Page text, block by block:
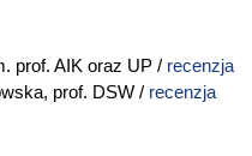
AIK oraz UP / recenzja
prof. DSW / recenzja